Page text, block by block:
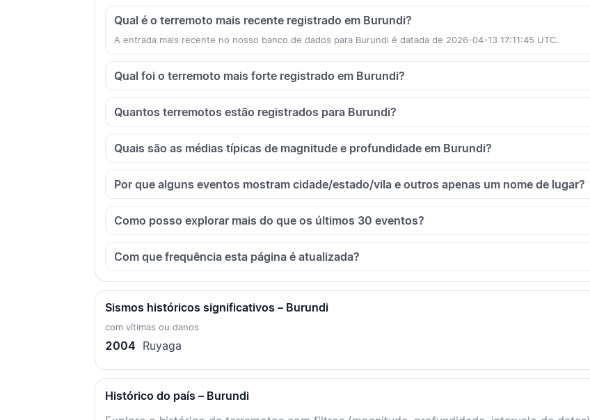
Qual é o terremoto mais recente registrado em Burundi?
A entrada mais recente no nosso banco de dados para Burundi é datada de 2026-04-13 17:11:45 UTC.
Qual foi o terremoto mais forte registrado em Burundi?
Quantos terremotos estão registrados para Burundi?
Quais são as médias típicas de magnitude e profundidade em Burundi?
Por que alguns eventos mostram cidade/estado/vila e outros apenas um nome de lugar?
Como posso explorar mais do que os últimos 30 eventos?
Com que frequência esta página é atualizada?
Sismos históricos significativos – Burundi
com vítimas ou danos
2004 Ruyaga
Histórico do país – Burundi